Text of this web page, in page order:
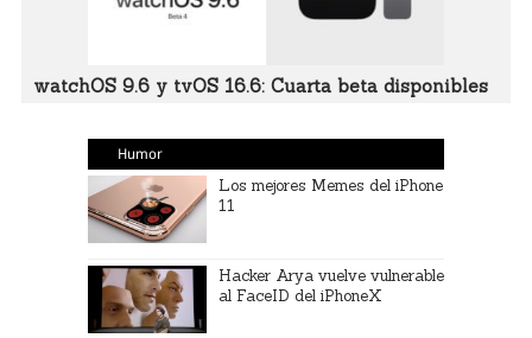
watchOS 9.6 y tvOS 16.6: Cuarta beta disponibles
Humor
Los mejores Memes del iPhone
11
Hacker Arya vuelve vulnerable
al FaceID del iPhoneX